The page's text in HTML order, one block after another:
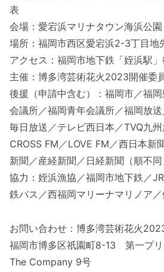
表
会場：愛宕浜マリナタウン海浜公園
場所：福岡市西区愛宕浜2-3丁目地
アクセス：福岡市地下鉄「姪浜駅
主催：博多湾芸術花火2023開催委
後援（申請中含む）：福岡市／福
会議所／福岡青年会議所／福岡放
毎日放送／テレビ西日本／TVQ九
CROSS FM／LOVE FM／西日本新
新聞／産経新聞／日経新聞（順不同
協力：姪浜漁協／福岡市地下鉄／
鉄バス／西福岡マリーナマリノア
お問い合わせ：博多湾芸術花火
福岡市博多区祇園町8-13 第一プリ
The Company 9号